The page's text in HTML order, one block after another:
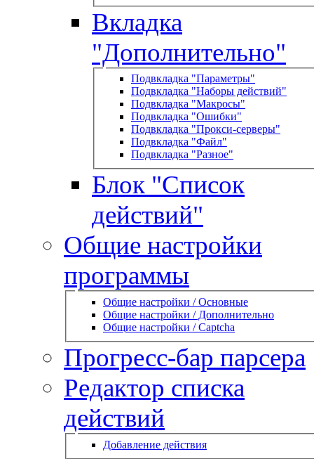
Вкладка
"Дополнительно"
Подвкладка "Параметры"
Подвкладка "Наборы действий"
Подвкладка "Макросы"
Подвкладка "Ошибки"
Подвкладка "Прокси-серверы"
Подвкладка "Файл"
Подвкладка "Разное"
Блок "Список
действий"
Общие настройки
программы
Общие настройки / Основные
Общие настройки / Дополнительно
Общие настройки / Captcha
Прогресс-бар парсера
Редактор списка
действий
Добавление действия